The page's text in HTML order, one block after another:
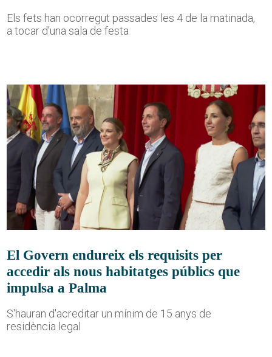
Els fets han ocorregut passades les 4 de la matinada,
a tocar d'una sala de festa
El Govern endureix els requisits per
accedir als nous habitatges públics que
impulsa a Palma
S'hauran d'acreditar un mínim de 15 anys de
residència legal